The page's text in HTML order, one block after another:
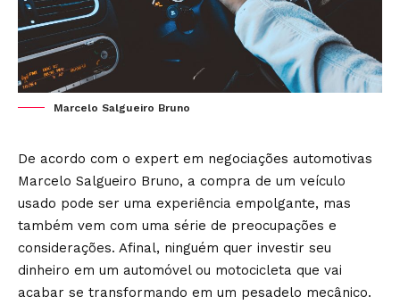
Marcelo Salgueiro Bruno
De acordo com o expert em negociações automotivas
Marcelo Salgueiro Bruno, a compra de um veículo
usado pode ser uma experiência empolgante, mas
também vem com uma série de preocupações e
considerações. Afinal, ninguém quer investir seu
dinheiro em um automóvel ou motocicleta que vai
acabar se transformando em um pesadelo mecânico.